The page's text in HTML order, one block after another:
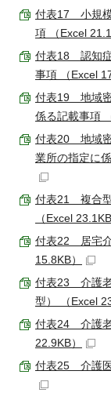
付表17 小規模
項 （Excel
付表18 認知症
事項 （Excel
付表19 地域密
係る記載事項
付表20 地域密
業所の指定に
付表21 複合型
（Excel 23.1KB
付表22 居宅介
15.8KB）
付表23 介護老
型） （Excel
付表24 介護老
22.9KB）
付表25 介護医